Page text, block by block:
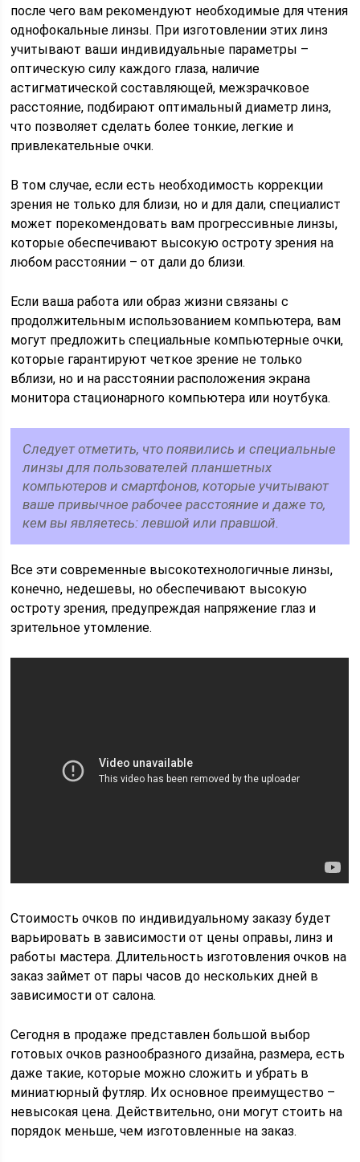
после чего вам рекомендуют необходимые для чтения
однофокальные линзы. При изготовлении этих линз
учитывают ваши индивидуальные параметры –
оптическую силу каждого глаза, наличие
астигматической составляющей, межзрачковое
расстояние, подбирают оптимальный диаметр линз,
что позволяет сделать более тонкие, легкие и
привлекательные очки.
В том случае, если есть необходимость коррекции
зрения не только для близи, но и для дали, специалист
может порекомендовать вам прогрессивные линзы,
которые обеспечивают высокую остроту зрения на
любом расстоянии – от дали до близи.
Если ваша работа или образ жизни связаны с
продолжительным использованием компьютера, вам
могут предложить специальные компьютерные очки,
которые гарантируют четкое зрение не только
вблизи, но и на расстоянии расположения экрана
монитора стационарного компьютера или ноутбука.
Следует отметить, что появились и специальные
линзы для пользователей планшетных
компьютеров и смартфонов, которые учитывают
ваше привычное рабочее расстояние и даже то,
кем вы являетесь: левшой или правшой.
Все эти современные высокотехнологичные линзы,
конечно, недешевы, но обеспечивают высокую
остроту зрения, предупреждая напряжение глаз и
зрительное утомление.
Стоимость очков по индивидуальному заказу будет
варьировать в зависимости от цены оправы, линз и
работы мастера. Длительность изготовления очков на
заказ займет от пары часов до нескольких дней в
зависимости от салона.
Сегодня в продаже представлен большой выбор
готовых очков разнообразного дизайна, размера, есть
даже такие, которые можно сложить и убрать в
миниатюрный футляр. Их основное преимущество –
невысокая цена. Действительно, они могут стоить на
порядок меньше, чем изготовленные на заказ.